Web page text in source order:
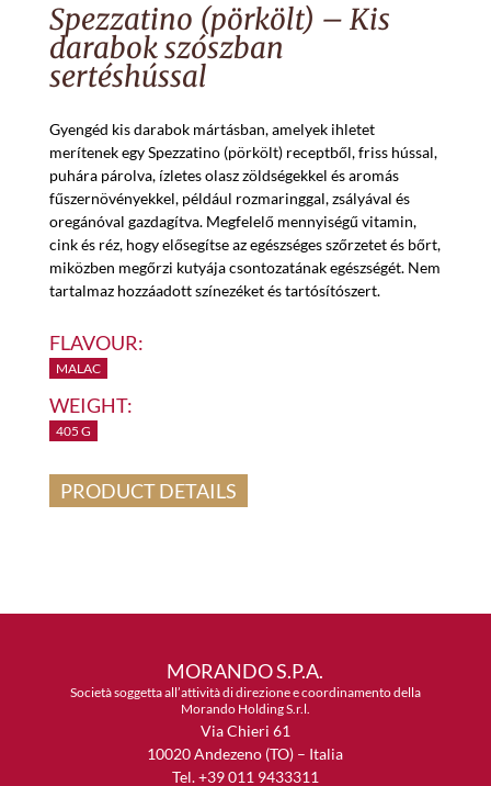
Spezzatino (pörkölt) – Kis
darabok szószban
sertéshússal
Gyengéd kis darabok mártásban, amelyek ihletet
merítenek egy Spezzatino (pörkölt) receptből, friss hússal,
puhára párolva, ízletes olasz zöldségekkel és aromás
fűszernövényekkel, például rozmaringgal, zsályával és
oregánóval gazdagítva. Megfelelő mennyiségű vitamin,
cink és réz, hogy elősegítse az egészséges szőrzetet és bőrt,
miközben megőrzi kutyája csontozatának egészségét. Nem
tartalmaz hozzáadott színezéket és tartósítószert.
FLAVOUR:
MALAC
WEIGHT:
405 G
PRODUCT DETAILS
MORANDO S.P.A.
Società soggetta all’attività di direzione e coordinamento della
Morando Holding S.r.l.
Via Chieri 61
10020 Andezeno (TO) – Italia
Tel. +39 011 9433311